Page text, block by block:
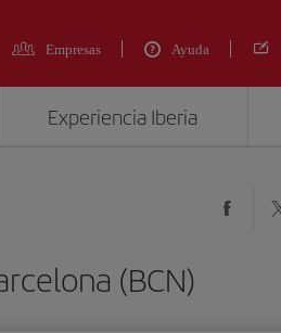
Empresas Ayuda
Experiencia Iberia
(BCN)